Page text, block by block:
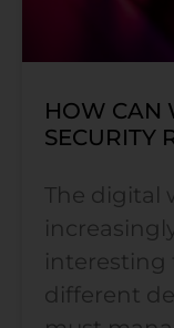
HOW CAN
SECURITY
The digital
interesting
different